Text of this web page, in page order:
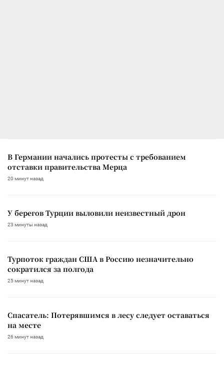
В Германии начались протесты с требованием
отставки правительства Мерца
20 минут назад
У берегов Турции выловили неизвестный дрон
23 минуты назад
Турпоток граждан США в Россию незначительно
сократился за полгода
25 минут назад
Спасатель: Потерявшимся в лесу следует оставаться
на месте
26 минут назад